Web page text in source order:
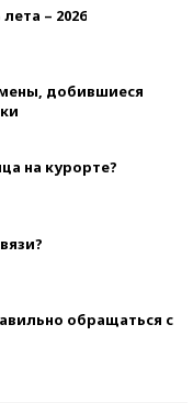
– 2026
добившиеся
на курорте?
обращаться с